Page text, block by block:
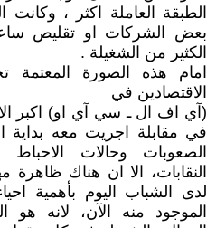
الطبقة العاملة اكثر ،
بعض الشركات او تقليص
الكثير من الشغيلة .
امام هذه الصورة المعتمة
الاقتصادين في
(آي اف ال ـ سي آي او) اكبر
الصعوبات وحالات
النقابات، الا ان هناك ظاهرة
لدى الشباب اليوم بأهمية
الموجود منه الآن، لانه